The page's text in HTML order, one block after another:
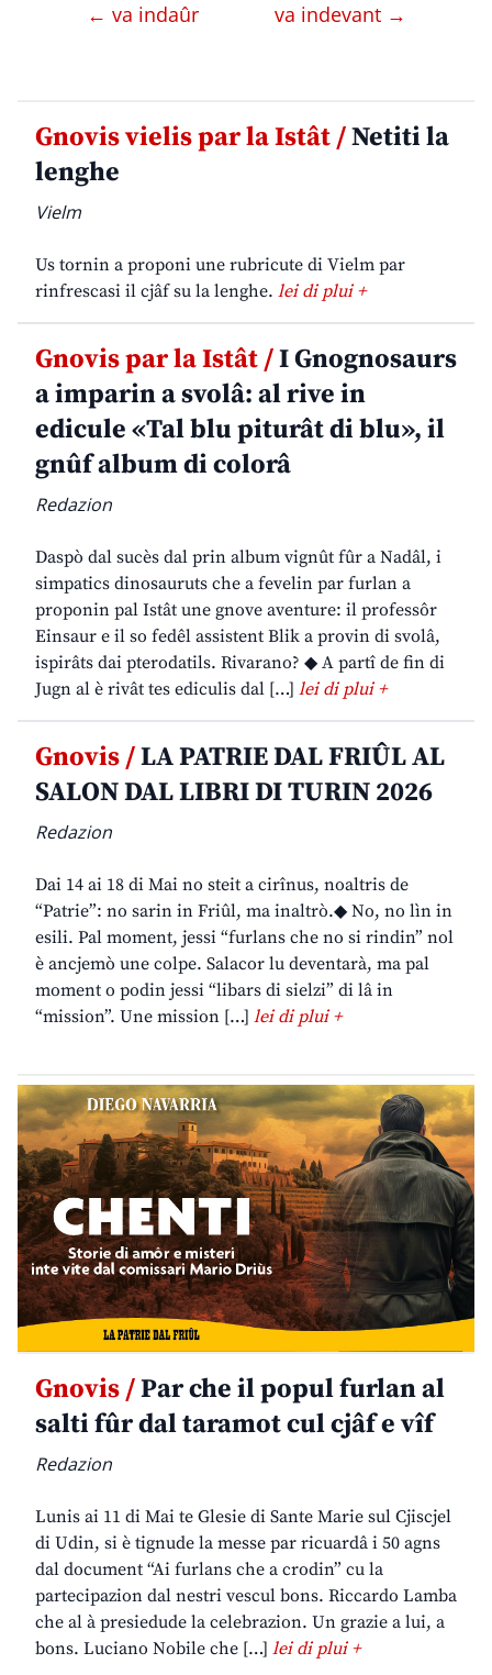
← va indaûr va indevant →
Gnovis vielis par la Istât /Netiti la
lenghe
Vielm
Us tornin a proponi une rubricute di Vielm par
rinfrescasi il cjâf su la lenghe. lei di plui +
Gnovis par la Istât /I Gnognosaurs
a imparin a svolâ: al rive in
edicule «Tal blu piturât di blu», il
gnûf album di colorâ
Redazion
Daspò dal sucès dal prin album vignût fûr a Nadâl, i
simpatics dinosauruts che a fevelin par furlan a
proponin pal Istât une gnove aventure: il professôr
Einsaur e il so fedêl assistent Blik a provin di svolâ,
ispirâts dai pterodatils. Rivarano? ◆ A partî de fin di
Jugn al è rivât tes ediculis dal […] lei di plui +
Gnovis /LA PATRIE DAL FRIÛL AL
SALON DAL LIBRI DI TURIN 2026
Redazion
Dai 14 ai 18 di Mai no steit a cirînus, noaltris de
“Patrie”: no sarin in Friûl, ma inaltrò.◆ No, no lìn in
esili. Pal moment, jessi “furlans che no si rindin” nol
è ancjemò une colpe. Salacor lu deventarà, ma pal
moment o podin jessi “libars di sielzi” di lâ in
“mission”. Une mission […] lei di plui +
Gnovis /Par che il popul furlan al
salti fûr dal taramot cul cjâf e vîf
Redazion
Lunis ai 11 di Mai te Glesie di Sante Marie sul Cjiscjel
di Udin, si è tignude la messe par ricuardâ i 50 agns
dal document “Ai furlans che a crodin” cu la
partecipazion dal nestri vescul bons. Riccardo Lamba
che al à presiedude la celebrazion. Un grazie a lui, a
bons. Luciano Nobile che […] lei di plui +